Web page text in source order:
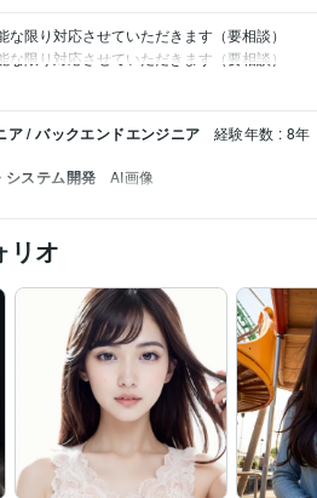
な限り対応させていただきます（要相談）
な限り対応させていただきます（要相談）
ア / バックエンドエンジニア 経験年数 : 8年
システム開発 AI画像
リオ